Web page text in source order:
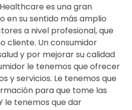
es una gran
en su sentido más amplio
a nivel profesional, que
cliente. Un consumidor
y por mejorar su calidad
le tenemos que ofrecer
y servicios. Le tenemos que
para que tome las
le tenemos que dar